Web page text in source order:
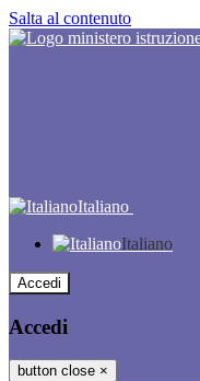
Salta al contenuto
Italiano
Italiano
Accedi
Accedi
button close ×